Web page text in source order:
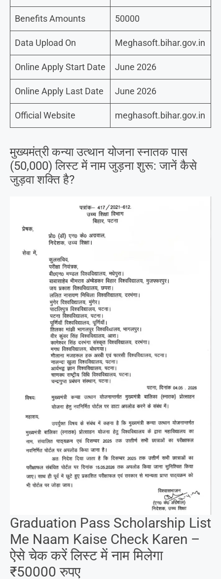
Benefits Amounts 50000
Data Upload On Meghasoft.bihar.gov.in
Online Apply Start Date June 2026
Online Apply Last Date June 2026
Official Website meghasoft.bihar.gov.in
मुख्यमंत्री कन्या उत्थान योजना स्नातक पास
(50,000) लिस्ट में नाम जुड़ना शुरू: जानें कैसे
जुड़वा शक्ति है?
Graduation Pass Scholarship List
Me Naam Kaise Check Karen –
ऐसे चेक करें लिस्ट में नाम मिलेगा
₹50000 रुपए